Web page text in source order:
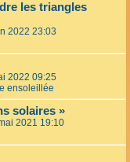
les triangles
2022 23:03
2022 09:25
ensoleillée
solaires »
2021 19:10